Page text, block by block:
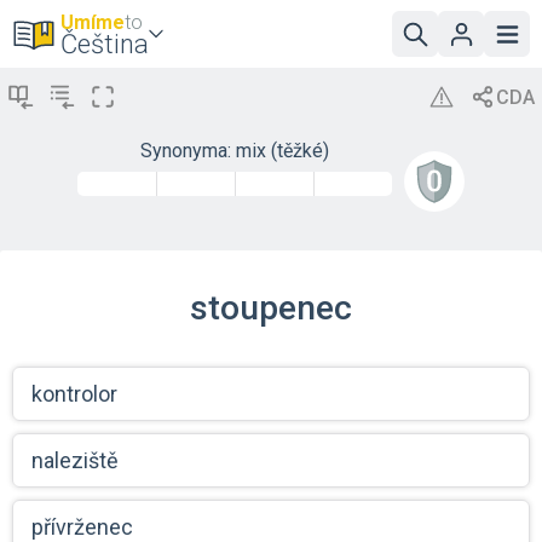
Umímeto
Čeština
Synonyma: mix (těžké)
stoupenec
kontrolor
naleziště
přívrženec